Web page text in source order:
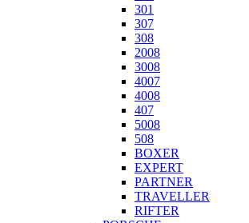
301
307
308
2008
3008
4007
4008
407
5008
508
BOXER
EXPERT
PARTNER
TRAVELLER
RIFTER